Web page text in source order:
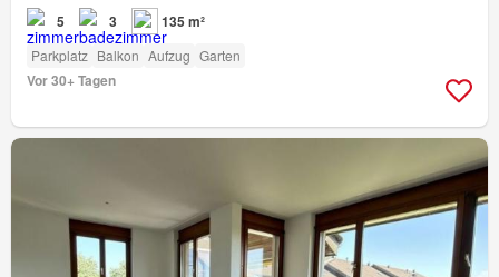
5 3 135 m²
Parkplatz Balkon Aufzug Garten
Vor 30+ Tagen